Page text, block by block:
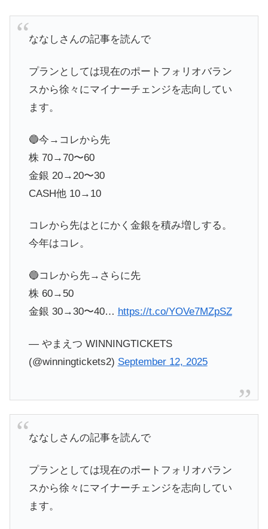
ななしさんの記事を読んで
プランとしては現在のポートフォリオバラン
スから徐々にマイナーチェンジを志向してい
ます。
🔵今→コレから先
株 70→70〜60
金銀 20→20〜30
CASH他 10→10
コレから先はとにかく金銀を積み増しする。
今年はコレ。
🔵コレから先→さらに先
株 60→50
金銀 30→30〜40… https://t.co/YOVe7MZpSZ
— やまえつ WINNINGTICKETS
(@winningtickets2) September 12, 2025
ななしさんの記事を読んで
プランとしては現在のポートフォリオバラン
スから徐々にマイナーチェンジを志向してい
ます。